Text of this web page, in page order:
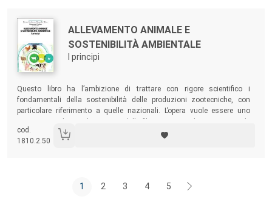
Autori:
Titolo:
ALLEVAMENTO ANIMALE E
SOSTENIBILITÀ AMBIENTALE
I principi
Sommario:
Questo libro ha l’ambizione di trattare con rigore scientifico i
fondamentali della sostenibilità delle produzioni zootecniche, con
particolare riferimento a quelle nazionali. L’opera vuole essere uno
di base per i corsi di studio universitari e di specializzazione post-
secondaria.
cod.
1810.2.50
1 2 3 4 5